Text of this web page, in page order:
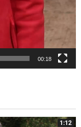
00:18
1:12